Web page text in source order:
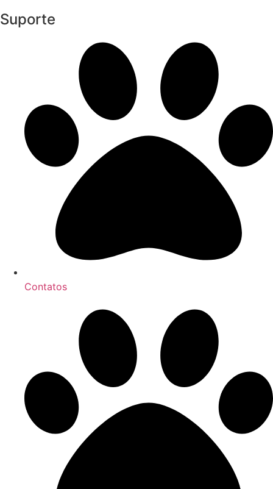
Suporte
Contatos